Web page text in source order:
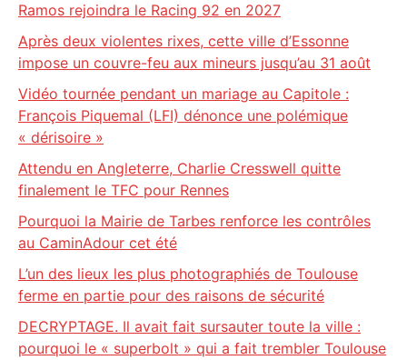
Ramos rejoindra le Racing 92 en 2027
Après deux violentes rixes, cette ville d’Essonne
impose un couvre-feu aux mineurs jusqu’au 31 août
Vidéo tournée pendant un mariage au Capitole :
François Piquemal (LFI) dénonce une polémique
« dérisoire »
Attendu en Angleterre, Charlie Cresswell quitte
finalement le TFC pour Rennes
Pourquoi la Mairie de Tarbes renforce les contrôles
au CaminAdour cet été
L’un des lieux les plus photographiés de Toulouse
ferme en partie pour des raisons de sécurité
DECRYPTAGE. Il avait fait sursauter toute la ville :
pourquoi le « superbolt » qui a fait trembler Toulouse